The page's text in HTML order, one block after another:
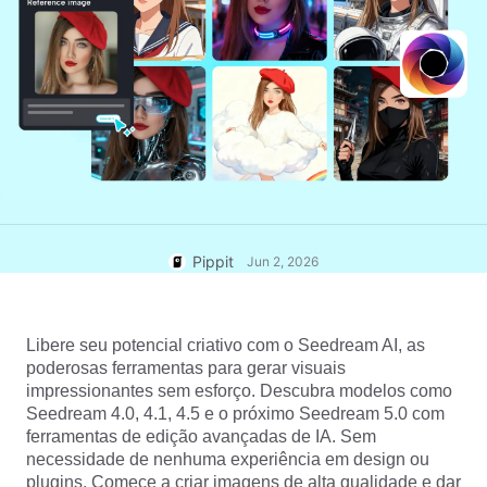
Editar agora
Imagens de produtos de IA
produtos em lote facilmente.
Avatares e vozes de IA
Central de ajuda
Conta de usuário
Gerenciamento de recursos
Publicação e análise
Imagens de produtos
Solução de vídeo com apenas
um clique
7 Ideias Promocionais Poster
Dicas de negócios
IA Posters de produtos
Os 5 melhores tipos de vídeos
de negócios
Dicas de pôster para
Facebook
Guia de publicidade em vídeo
do TikTok
Como cortar vídeos do
YouTube
Como cortar um vídeo para
Pippit Jun 2, 2026
Libere seu potencial criativo com o Seedream AI, as
poderosas ferramentas para gerar visuais
impressionantes sem esforço. Descubra modelos como
Seedream 4.0, 4.1, 4.5 e o próximo Seedream 5.0 com
ferramentas de edição avançadas de IA. Sem
necessidade de nenhuma experiência em design ou
plugins. Comece a criar imagens de alta qualidade e dar